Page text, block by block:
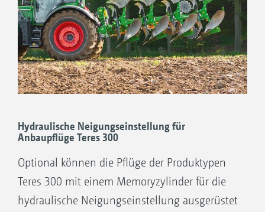
2. Kat. 3 mit zylindrischen Bolzen
3. Kat. 4N mit zylindrischen Bolzen
4. Kat. 3 mit integrierten Kugeln
Hydraulische Neigungseinstellung für
Anbaupflüge Teres 300
Optional können die Pflüge der Produktypen
Teres 300 mit einem Memoryzylinder für die
hydraulische Neigungseinstellung ausgerüstet